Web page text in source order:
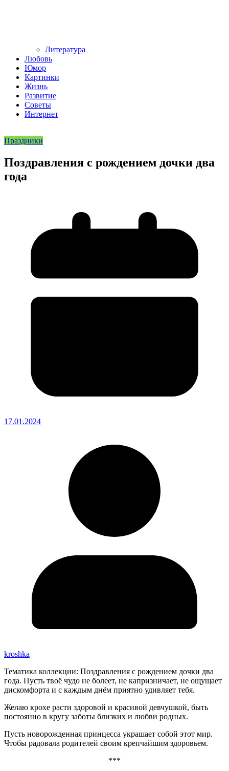
Литература
Любовь
Юмор
Картинки
Жизнь
Развитие
Советы
Интернет
Праздники
Поздравления с рождением дочки два
года
17.01.2024
kroshka
Тематика коллекции: Поздравления с рождением дочки два
года. Пусть твоё чудо не болеет, не капризничает, не ощущает
дискомфорта и с каждым днём приятно удивляет тебя.
Желаю крохе расти здоровой и красивой девчушкой, быть
постоянно в кругу заботы близких и любви родных.
Пусть новорожденная принцесса украшает собой этот мир.
Чтобы радовала родителей своим крепчайшим здоровьем.
***